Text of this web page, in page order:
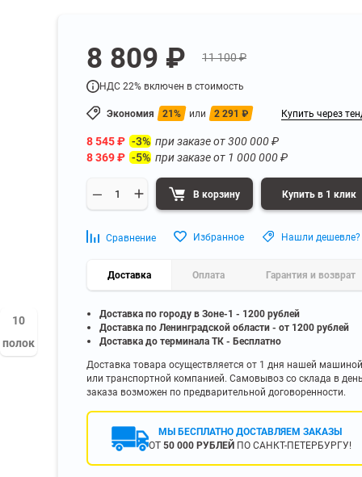
Для рассады и цветов
Показать еще ▼
ПО БРЕНДУ
Невилон
Практик
Диком
Пакс-Металл
Металл-Завод
Показать еще
200 мм
300 мм
400 мм
450 мм
Показать еще ▼
Офисная мебель лофт
Офисная мебель для производства
Офисная мебель для склада
Офисная мебель для госучреждений
10
полок
8 809 ₽ 11 100 ₽
НДС 22% включен в стоимость
Экономия 21% или 2 291 ₽ Купить через
8 545₽ -3% при заказе от300 000₽
8 369₽ -5% при заказе от 1 000 000₽
В корзину Купить в 1 клик
Сравнение Избранное Нашли дешевле?
Доставка Оплата Гарантия и возврат
Доставка по городу в Зоне-1 - 1200 рублей
Доставка по Ленинградской области - от 1200 рублей
Доставка до терминала ТК - Бесплатно
Доставка товара осуществляется от 1 дня нашей машиной
или транспортной компанией. Самовывоз со склада в
заказа возможен по предварительной договоренности.
МЫ БЕСПЛАТНО ДОСТАВЛЯЕМ ЗАКАЗЫ
ОТ50 000 РУБЛЕЙ ПО САНКТ-ПЕТЕРБУРГУ!